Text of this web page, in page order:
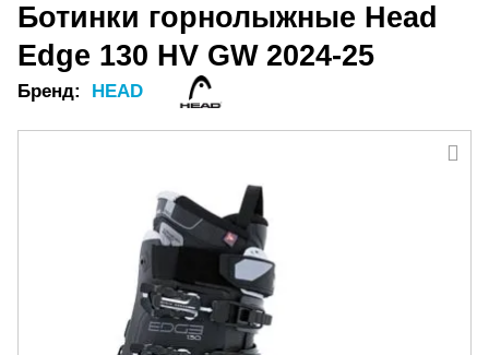
Ботинки горнолыжные Head
Edge 130 HV GW 2024-25
Бренд: HEAD